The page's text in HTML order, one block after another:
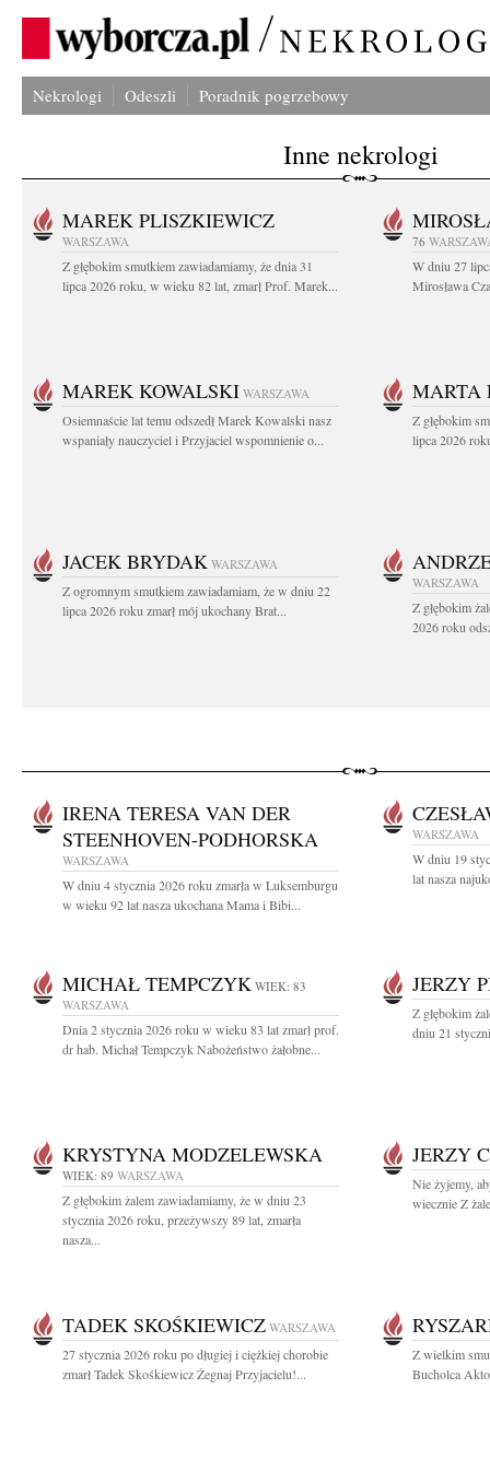
Nekrologi Odeszli Poradnik pogrzebowy
Inne nekrologi
MAREK PLISZKIEWICZ
WARSZAWA
Z głębokim smutkiem zawiadamiamy, że dnia 31
lipca 2026 roku, w wieku 82 lat, zmarł Prof. Marek...
76
W dniu 27
Mirosława
MAREK KOWALSKI WARSZAWA
Osiemnaście lat temu odszedł Marek Kowalski nasz
wspaniały nauczyciel i Przyjaciel wspomnienie o...
MARTA
Z głębokim
lipca 2026
JACEK BRYDAK WARSZAWA
Z ogromnym smutkiem zawiadamiam, że w dniu 22
lipca 2026 roku zmarł mój ukochany Brat...
WARSZAWA
Z głębokim
2026 roku
IRENA TERESA VAN DER
STEENHOVEN-PODHORSKA
WARSZAWA
W dniu 4 stycznia 2026 roku zmarła w Luksemburgu
w wieku 92 lat nasza ukochana Mama i Bibi...
WARSZAWA
W dniu 19
lat nasza
MICHAŁ TEMPCZYK WIEK: 83
WARSZAWA
Dnia 2 stycznia 2026 roku w wieku 83 lat zmarł prof.
dr hab. Michał Tempczyk Nabożeństwo żałobne...
JERZY
Z głębokim
dniu 21
KRYSTYNA MODZELEWSKA
WIEK: 89 WARSZAWA
Z głębokim żalem zawiadamiamy, że w dniu 23
stycznia 2026 roku, przeżywszy 89 lat, zmarła
nasza...
JERZY
Nie żyjemy,
wiecznie Z
TADEK SKOŚKIEWICZ WARSZAWA
27 stycznia 2026 roku po długiej i ciężkiej chorobie
zmarł Tadek Skośkiewicz Żegnaj Przyjacielu!...
Z wielkim
Bucholca